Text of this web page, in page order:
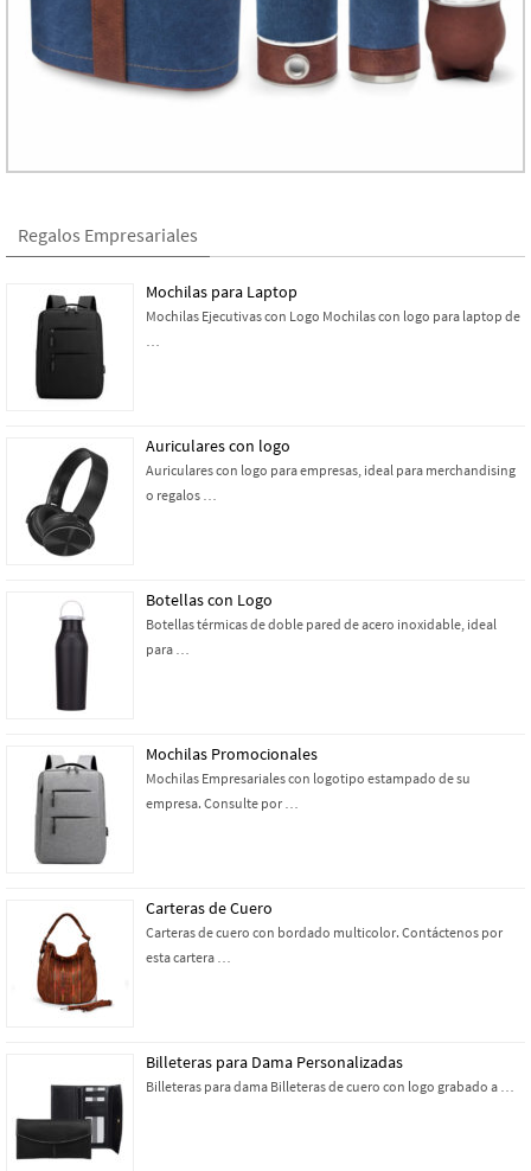
Regalos Empresariales
Mochilas para Laptop
Mochilas Ejecutivas con Logo Mochilas con logo para laptop de
…
Auriculares con logo
Auriculares con logo para empresas, ideal para merchandising
o regalos …
Botellas con Logo
Botellas térmicas de doble pared de acero inoxidable, ideal
para …
Mochilas Promocionales
Mochilas Empresariales con logotipo estampado de su
empresa. Consulte por …
Carteras de Cuero
Carteras de cuero con bordado multicolor. Contáctenos por
esta cartera …
Billeteras para Dama Personalizadas
Billeteras para dama Billeteras de cuero con logo grabado a …